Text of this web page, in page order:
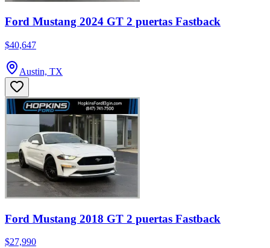
Ford Mustang 2024 GT 2 puertas Fastback
$40,647
Austin, TX
Ford Mustang 2018 GT 2 puertas Fastback
$27,990